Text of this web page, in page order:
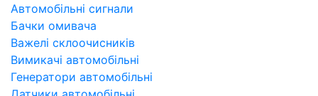
Автомобільні сигнали
Бачки омивача
Важелі склоочисників
Вимикачі автомобільні
Генератори автомобільні